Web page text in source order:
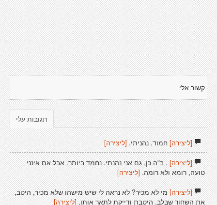
קשור אלי
תגובות עלי
[ליצירה]חמוד. נהניתי. [ליצירה]
[ליצירה]. ב"ה כן, גם אני נהנתי. נחמד ביותר. אבל אם אינני
טועה, רומא ולא רומה. [ליצירה]
[ליצירה]מי לא מכיר? לא נראה לי שיש מישהו שלא מכיר, היטב,
את השחור שבלב. היטבת ודייקת לתאר אותו.[ליצירה]